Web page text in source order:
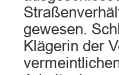
gewesen.
Klägerin der